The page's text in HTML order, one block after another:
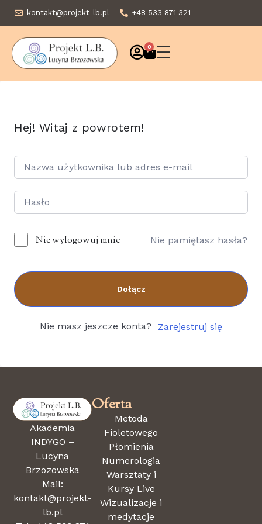
kontakt@projekt-lb.pl +48 533 871 321
0 ☰
Hej! Witaj z powrotem!
Nie wylogowuj mnie Nie pamiętasz hasła?
Dołącz
Nie masz jeszcze konta? Zarejestruj się
Akademia
INDYGO –
Lucyna
Brzozowska
Mail:
kontakt@projekt-
lb.pl
Oferta
Metoda
Fioletowego
Płomienia
Numerologia
Warsztaty i
Kursy Live
Wizualizacje i
medytacje